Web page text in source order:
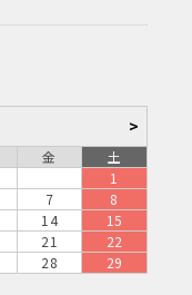
>
金
土
1
7
8
14
15
21
22
28
29